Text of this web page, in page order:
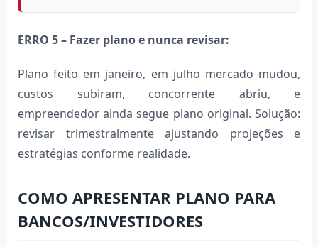
ERRO 5 – Fazer plano e nunca revisar:
Plano feito em janeiro, em julho mercado mudou,
custos subiram, concorrente abriu, e
empreendedor ainda segue plano original. Solução:
revisar trimestralmente ajustando projeções e
estratégias conforme realidade.
COMO APRESENTAR PLANO PARA
BANCOS/INVESTIDORES